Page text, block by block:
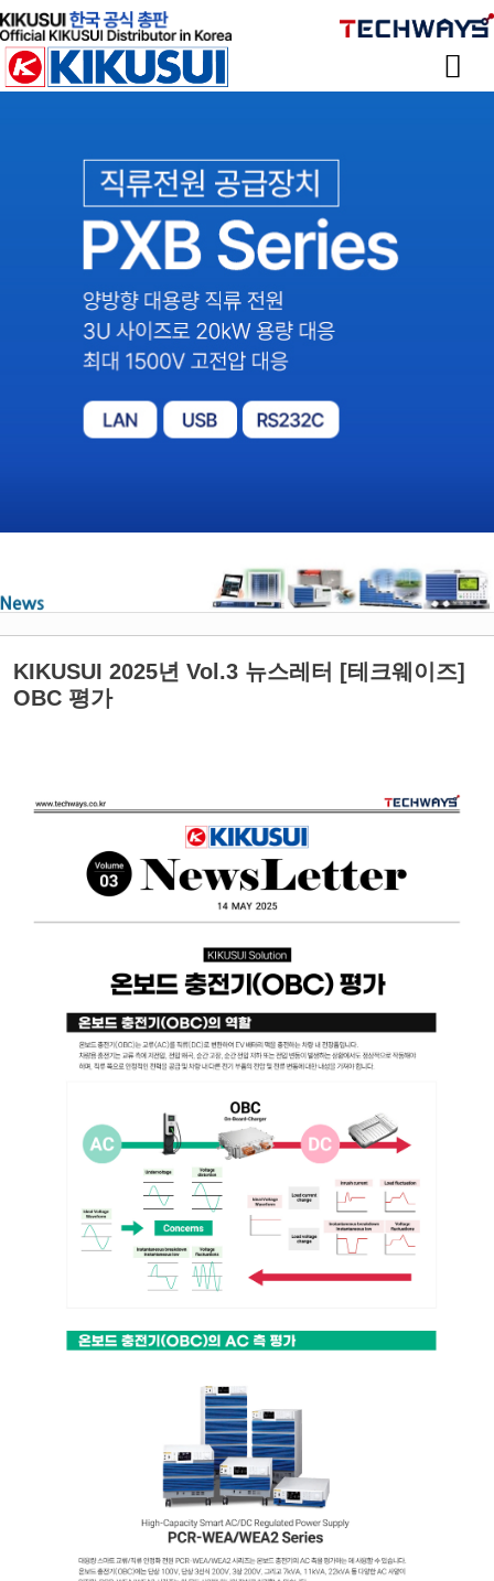
KIKUSUI 2025년 Vol.3 뉴스레터 [테크웨이즈]
OBC 평가
스케치북5
스케치북5